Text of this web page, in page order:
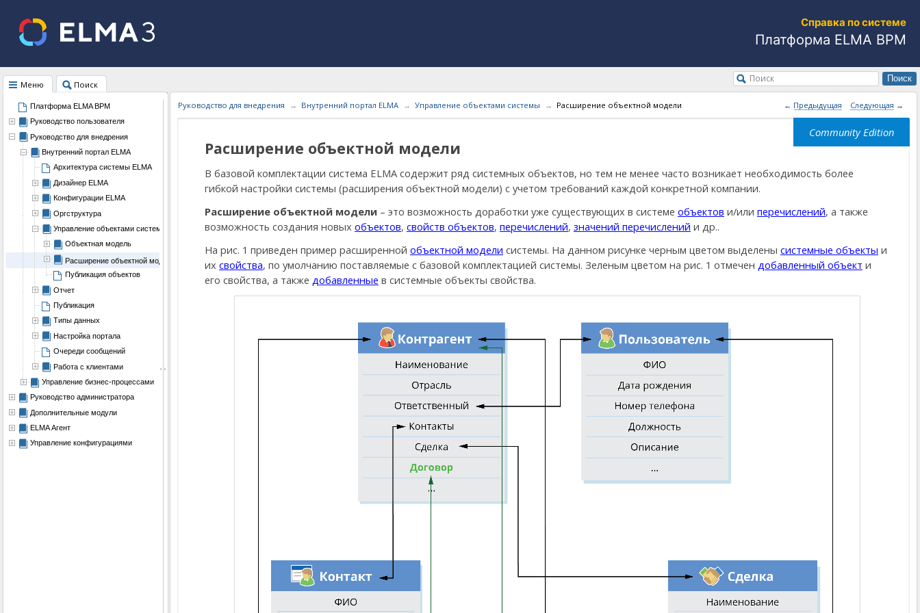
Справка по системе
Платформа ELMA BPM
Меню Поиск
Платформа ELMA BPM
Руководство пользователя
Руководство для внедрения
Внутренний портал ELMA
Архитектура системы ELMA
Дизайнер ELMA
Конфигурации ELMA
Оргструктура
Управление объектами системы
Объектная модель
Расширение объектной модели
Публикация объектов
Отчет
Публикация
Типы данных
Настройка портала
Очереди сообщений
Работа с клиентами
Управление бизнес-процессами
Руководство администратора
Дополнительные модули
ELMA Агент
Управление конфигурациями
Поиск Поиск
Руководство для внедрения Внутренний портал ELMA Управление объектами системы Расширение объектной модели Предыдущая Следующая
Расширение объектной модели
В базовой комплектации система ELMA содержит ряд системных объектов, но тем не менее часто возникает необходимость более
гибкой настройки системы (расширения объектной модели) с учетом требований каждой конкретной компании.
Расширение объектной модели – это возможность доработки уже существующих в системе объектов и/или перечислений, а также
возможность создания новых объектов, свойств объектов, перечислений, значений перечислений и др..
На рис. 1 приведен пример расширенной объектной модели системы. На данном рисунке черным цветом выделены системные объекты и
их свойства, по умолчанию поставляемые с базовой комплектацией системы. Зеленым цветом на рис. 1 отмечен добавленный объект и
его свойства, а также добавленные в системные объекты свойства.